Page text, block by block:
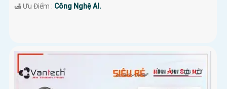
️🛃 Ưu Điểm : Công Nghệ AI.